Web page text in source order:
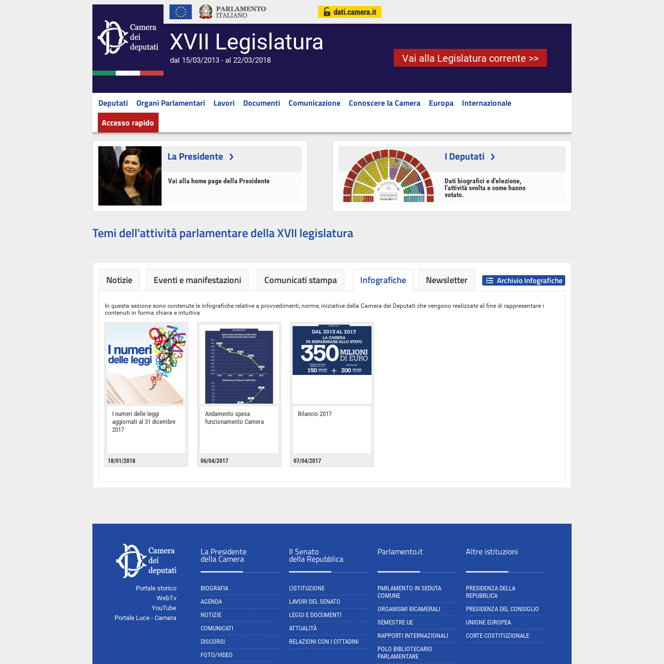
XVII Legislatura
dal 15/03/2013 - al 22/03/2018 Vai alla Legislatura corrente >>
Deputati Organi Parlamentari Lavori Documenti Comunicazione Conoscere la Camera Europa
Internazionale
Accesso rapido
La Presidente
Vai alla home page della Presidente
I Deputati
Dati biografici e d'elezione,
l'attività svolta e come hanno
votato.
Temi dell'attività parlamentare della XVII legislatura
Notizie Eventi e manifestazioni Comunicati stampa Infografiche
In questa sezione sono contenute le infografiche relative a provvedimenti, norme, iniziative della Camera dei Deputati che vengono realizzate al fine di rappresentare i
contenuti in forma chiara e intuitiva
I numeri delle leggi
aggiornati al 31 dicembre
2017
18/01/2018
Andamento spesa
funzionamento Camera
06/04/2017
Bilancio 2017
07/04/2017
Archivio Infografiche
Newsletter
Portale storico
WebTv
YouTube
Portale Luce - Camera
La Presidente
della Camera
BIOGRAFIA
AGENDA
NOTIZIE
COMUNICATI
DISCORSI
FOTO/VIDEO
Il Senato
della Repubblica
L'ISTITUZIONE
LAVORI DEL SENATO
LEGGI E DOCUMENTI
ATTUALITÀ
RELAZIONI CON I CITTADINI
Parlamento.it
PARLAMENTO IN SEDUTA
COMUNE
ORGANISMI BICAMERALI
SEMESTRE UE
RAPPORTI INTERNAZIONALI
POLO BIBLIOTECARIO
PARLAMENTARE
Altre istituzioni
PRESIDENZA DELLA
REPUBBLICA
PRESIDENZA DEL CONSIGLIO
UNIONE EUROPEA
CORTE COSTITUZIONALE